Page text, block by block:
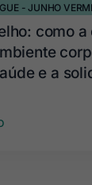
-JUNHO
como
e a